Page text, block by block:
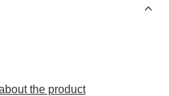
the product